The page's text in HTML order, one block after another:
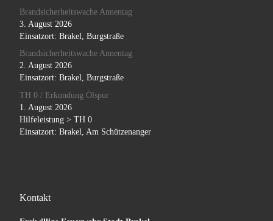
Brandsicherheitswache Annentag
3. August 2026
Einsatzort: Brakel, Burgstraße
Brandsicherheitswache Annentag
2. August 2026
Einsatzort: Brakel, Burgstraße
TH 0 / Erkundung Ölspur
1. August 2026
Hilfeleistung > TH 0
Einsatzort: Brakel, Am Schützenanger
Kontakt